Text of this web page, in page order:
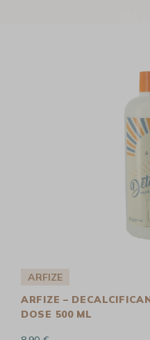
ARFIZE
ARFIZE –
DOSE 500 ML